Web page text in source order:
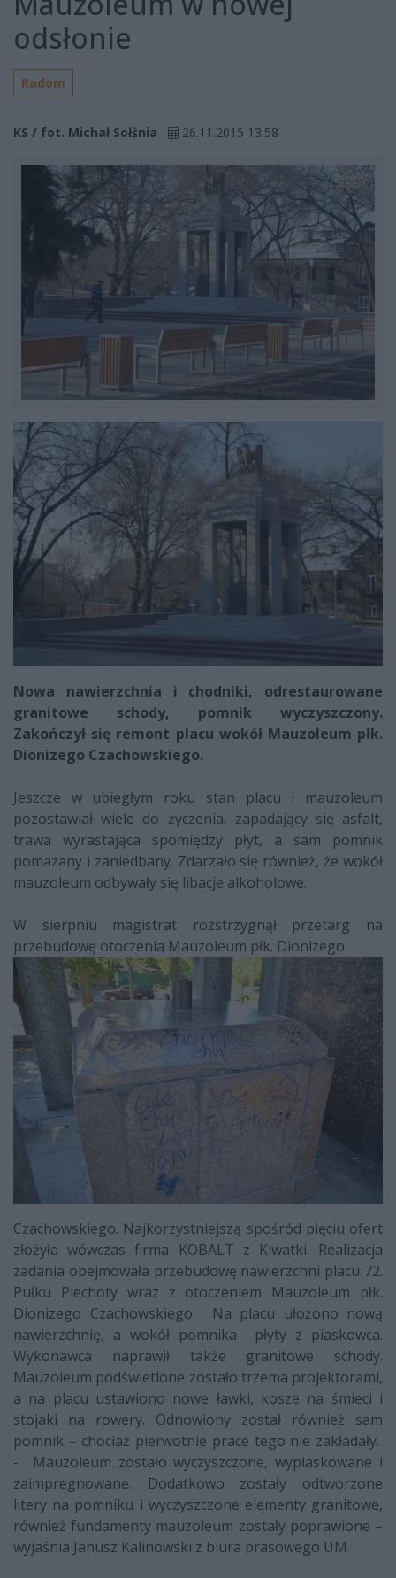
odsłonie
Radom
KS / fot. Michał Sołśnia 26.11.2015 13:58
Nowa nawierzchnia i chodniki, odrestaurowane
granitowe schody, pomnik wyczyszczony.
Zakończył się remont placu wokół Mauzoleum płk.
Dionizego Czachowskiego.
Jeszcze w ubiegłym roku stan placu i mauzoleum
pozostawiał wiele do życzenia, zapadający się asfalt,
trawa wyrastająca spomiędzy płyt, a sam pomnik
pomazany i zaniedbany. Zdarzało się również, że wokół
mauzoleum odbywały się libacje alkoholowe.
W sierpniu magistrat rozstrzygnął przetarg na
przebudowę otoczenia Mauzoleum płk. Dionizego
Czachowskiego. Najkorzystniejszą spośród pięciu ofert
złożyła wówczas firma KOBALT z Klwatki. Realizacja
zadania obejmowała przebudowę nawierzchni placu 72.
Pułku Piechoty wraz z otoczeniem Mauzoleum płk.
Dionizego Czachowskiego. Na placu ułożono nową
nawierzchnię, a wokół pomnika płyty z piaskowca.
Wykonawca naprawił także granitowe schody.
Mauzoleum podświetlone zostało trzema projektorami,
a na placu ustawiono nowe ławki, kosze na śmieci i
stojaki na rowery. Odnowiony został również sam
pomnik – chociaż pierwotnie prace tego nie zakładały.
- Mauzoleum zostało wyczyszczone, wypiaskowane i
zaimpregnowane. Dodatkowo zostały odtworzone
litery na pomniku i wyczyszczone elementy granitowe,
również fundamenty mauzoleum zostały poprawione –
wyjaśnia Janusz Kalinowski z biura prasowego UM.